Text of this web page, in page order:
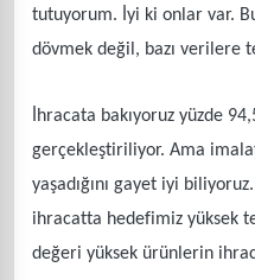
tutuyorum. İyi ki onlar var.
dövmek değil, bazı verilere
İhracata bakıyoruz yüzde
gerçekleştiriliyor. Ama
yaşadığını gayet iyi
ihracatta hedefimiz yüksek
değeri yüksek ürünlerin